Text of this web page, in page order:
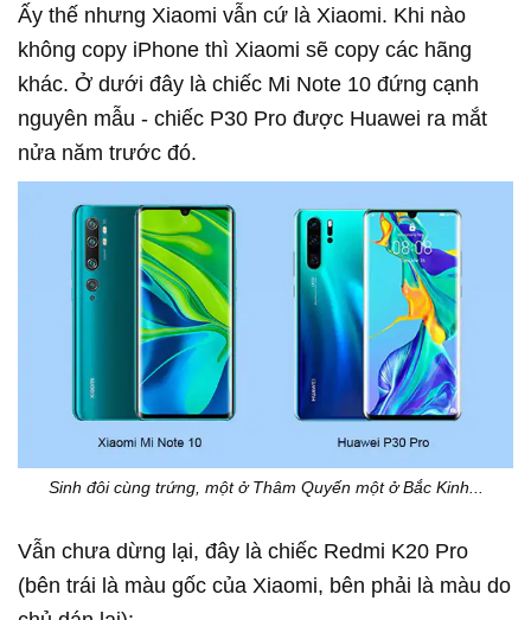
Ấy thế nhưng Xiaomi vẫn cứ là Xiaomi. Khi nào
không copy iPhone thì Xiaomi sẽ copy các hãng
khác. Ở dưới đây là chiếc Mi Note 10 đứng cạnh
nguyên mẫu - chiếc P30 Pro được Huawei ra mắt
nửa năm trước đó.
Sinh đôi cùng trứng, một ở Thâm Quyến một ở Bắc Kinh...
Vẫn chưa dừng lại, đây là chiếc Redmi K20 Pro
(bên trái là màu gốc của Xiaomi, bên phải là màu do